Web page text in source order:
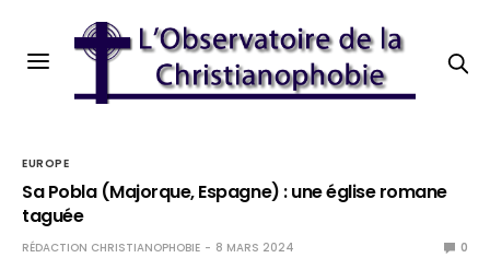
EUROPE
Sa Pobla (Majorque, Espagne) : une église romane
taguée
RÉDACTION CHRISTIANOPHOBIE 8 MARS 2024 0